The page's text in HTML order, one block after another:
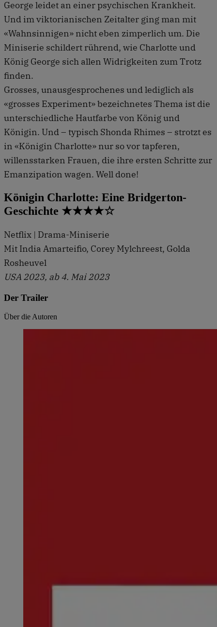
George leidet an einer psychischen Krankheit.
Und im viktorianischen Zeitalter ging man mit
«Wahnsinnigen» nicht eben zimperlich um. Die
Miniserie schildert rührend, wie Charlotte und
König George sich allen Widrigkeiten zum Trotz
finden.
Grosses, unausgesprochenes und lediglich als
«grosses Experiment» bezeichnetes Thema ist die
unterschiedliche Hautfarbe von König und
Königin. Und – typisch Shonda Rhimes – strotzt es
in «Königin Charlotte» nur so vor tapferen,
willensstarken Frauen, die ihre ersten Schritte zur
Emanzipation wagen. Well done!
Königin Charlotte: Eine Bridgerton-
Geschichte ★★★★☆
Netflix | Drama-Miniserie
Mit India Amarteifio, Corey Mylchreest, Golda
Rosheuvel
USA 2023, ab 4. Mai 2023
Der Trailer
Über die Autoren